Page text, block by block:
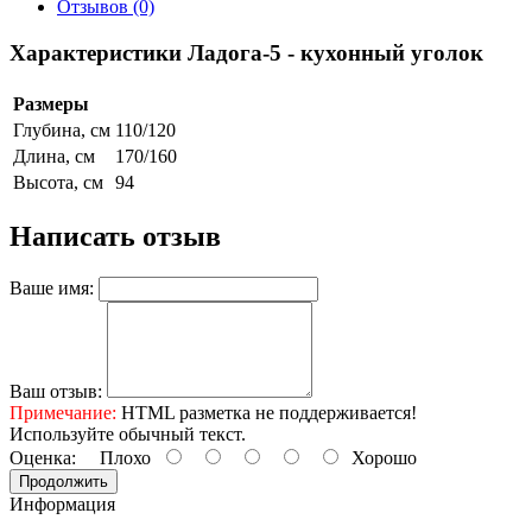
Отзывов (0)
Характеристики Ладога-5 - кухонный уголок
Размеры
Глубина, см 110/120
Длина, см
170/160
Высота, см 94
Написать отзыв
Ваше имя:
Ваш отзыв:
Примечание: HTML разметка не поддерживается!
Используйте обычный текст.
Оценка: Плохо Хорошо
Продолжить
Информация